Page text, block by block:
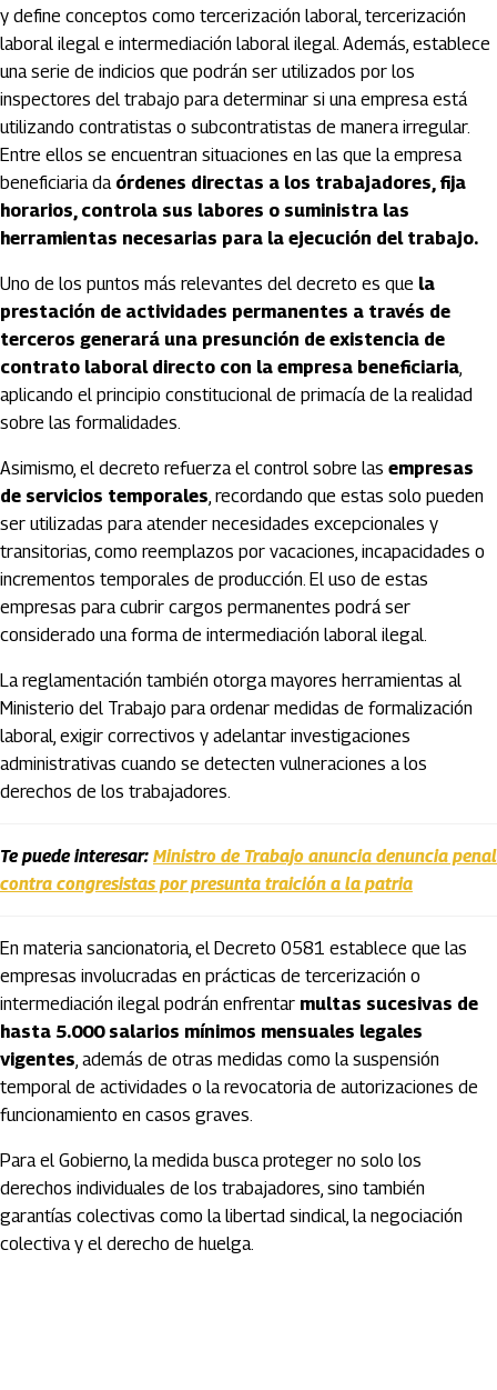
y define conceptos como tercerización laboral, tercerización
laboral ilegal e intermediación laboral ilegal. Además, establece
una serie de indicios que podrán ser utilizados por los
inspectores del trabajo para determinar si una empresa está
utilizando contratistas o subcontratistas de manera irregular.
Entre ellos se encuentran situaciones en las que la empresa
beneficiaria daórdenes directas a los trabajadores, fija
horarios, controla sus labores o suministra las
herramientas necesarias para la ejecución del trabajo.
Uno de los puntos más relevantes del decreto es que la
prestación de actividades permanentes a través de
terceros generará una presunción de existencia de
contrato laboral directo con la empresa beneficiaria,
aplicando el principio constitucional de primacía de la realidad
sobre las formalidades.
Asimismo, el decreto refuerza el control sobre las empresas
de servicios temporales, recordando que estas solo pueden
ser utilizadas para atender necesidades excepcionales y
transitorias, como reemplazos por vacaciones, incapacidades o
incrementos temporales de producción. El uso de estas
empresas para cubrir cargos permanentes podrá ser
considerado una forma de intermediación laboral ilegal.
La reglamentación también otorga mayores herramientas al
Ministerio del Trabajo para ordenar medidas de formalización
laboral, exigir correctivos y adelantar investigaciones
administrativas cuando se detecten vulneraciones a los
derechos de los trabajadores.
Te puede interesar: Ministro de Trabajo anuncia denuncia penal
contra congresistas por presunta traición a la patria
En materia sancionatoria, el Decreto 0581 establece que las
empresas involucradas en prácticas de tercerización o
intermediación ilegal podrán enfrentar multas sucesivas de
hasta 5.000 salarios mínimos mensuales legales
vigentes, además de otras medidas como la suspensión
temporal de actividades o la revocatoria de autorizaciones de
funcionamiento en casos graves.
Para el Gobierno, la medida busca proteger no solo los
derechos individuales de los trabajadores, sino también
garantías colectivas como la libertad sindical, la negociación
colectiva y el derecho de huelga.